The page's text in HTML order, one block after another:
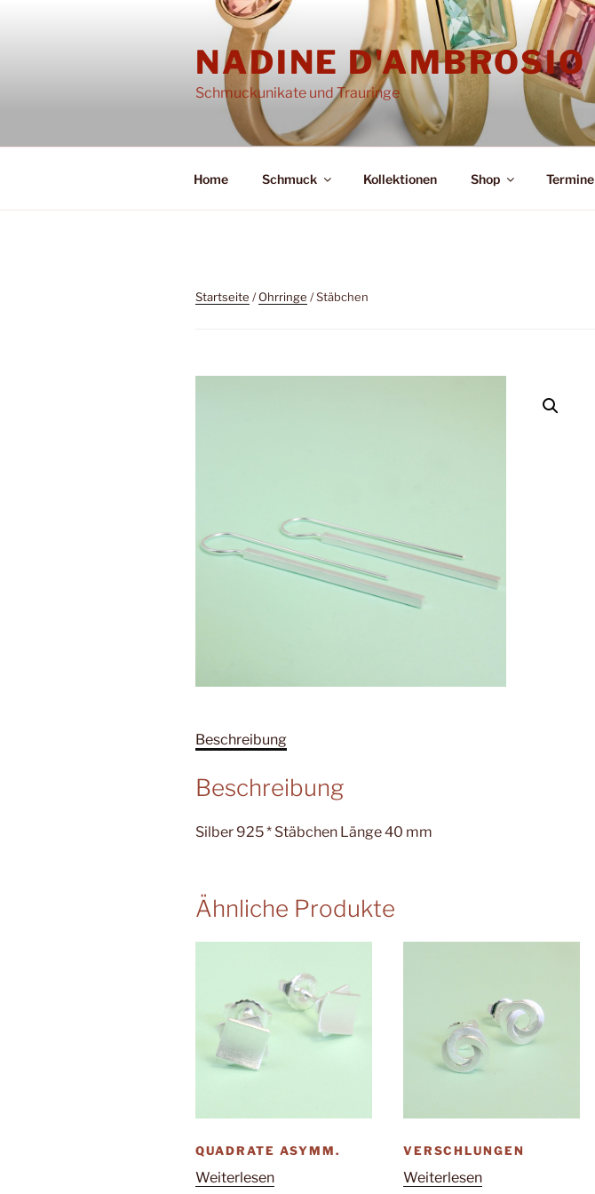
NADINE D'AMBROSIO
Schmuckunikate und Trauringe
Home Schmuck Kollektionen Shop Termine
Startseite /Ohrringe / Stäbchen
Beschreibung
Beschreibung
Silber 925 * Stäbchen Länge 40 mm
Ähnliche Produkte
QUADRATE ASYMM.
Weiterlesen
VERSCHLUNGEN
Weiterlesen